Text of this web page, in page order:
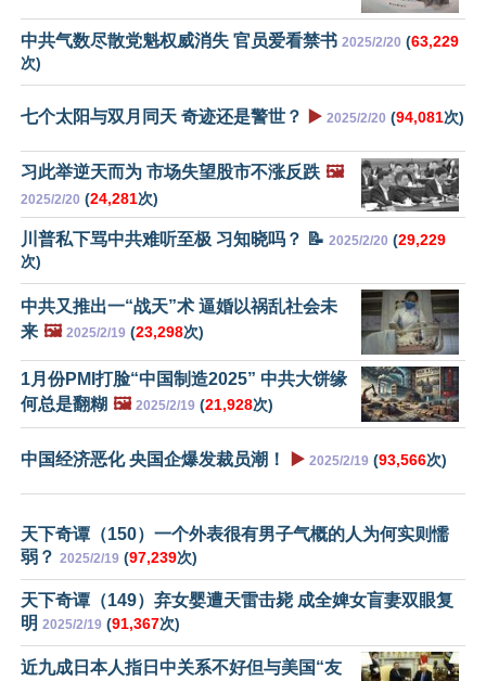
中共气数尽散党魁权威消失 官员爱看禁书 2025/2/20 (63,229
次)
七个太阳与双月同天 奇迹还是警世？ ▶️ 2025/2/20 (94,081次)
习此举逆天而为 市场失望股市不涨反跌 🖼️
2025/2/20 (24,281次)
川普私下骂中共难听至极 习知晓吗？ 📝 2025/2/20 (29,229
次)
中共又推出一“战天”术 逼婚以祸乱社会未
来 🖼️ 2025/2/19 (23,298次)
1月份PMI打脸“中国制造2025” 中共大饼缘
何总是翻糊 🖼️ 2025/2/19 (21,928次)
中国经济恶化 央国企爆发裁员潮！ ▶️ 2025/2/19 (93,566次)
天下奇谭（150）一个外表很有男子气概的人为何实则懦
弱？ 2025/2/19 (97,239次)
天下奇谭（149）弃女婴遭天雷击毙 成全婢女盲妻双眼复
明 2025/2/19 (91,367次)
近九成日本人指日中关系不好但与美国“友